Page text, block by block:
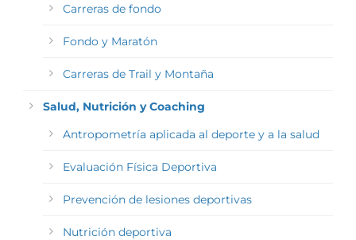
Carreras de fondo
Fondo y Maratón
Carreras de Trail y Montaña
Salud, Nutrición y Coaching
Antropometría aplicada al deporte y a la salud
Evaluación Física Deportiva
Prevención de lesiones deportivas
Nutrición deportiva